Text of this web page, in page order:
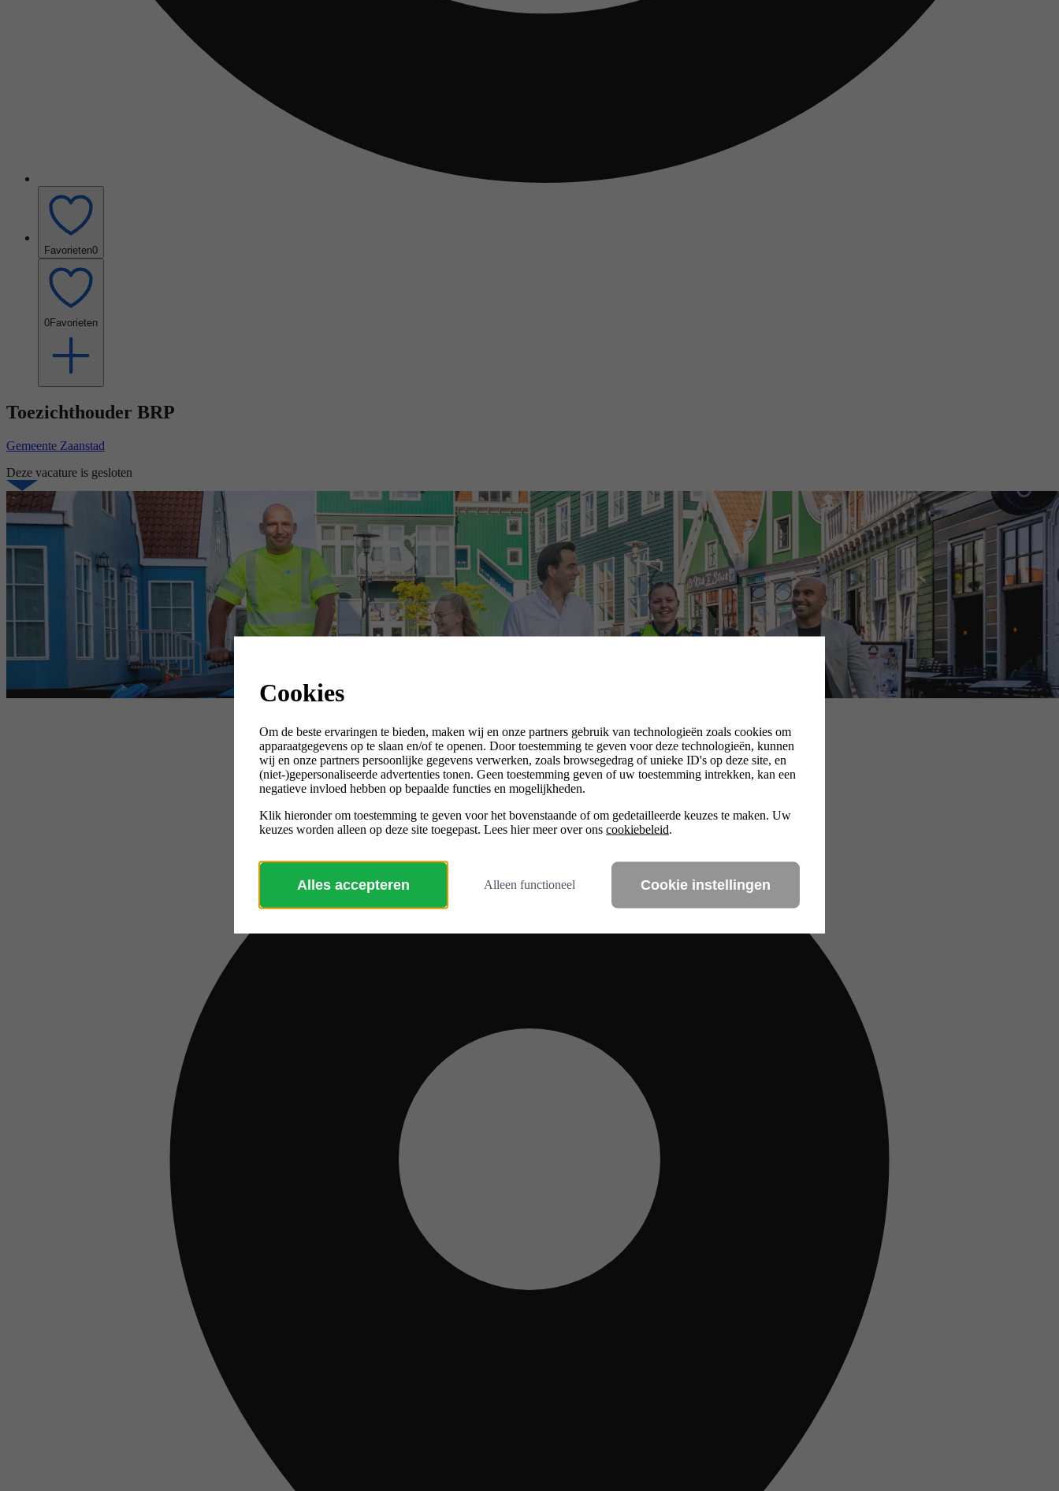
Favorieten0
0Favorieten
Toezichthouder BRP
Gemeente Zaanstad
Deze vacature is gesloten
Cookies
Om de beste ervaringen te bieden, maken wij en onze partners gebruik van technologieën zoals cookies om
apparaatgegevens op te slaan en/of te openen. Door toestemming te geven voor deze technologieën, kunnen
wij en onze partners persoonlijke gegevens verwerken, zoals browsegedrag of unieke ID's op deze site, en
(niet-)gepersonaliseerde advertenties tonen. Geen toestemming geven of uw toestemming intrekken, kan een
negatieve invloed hebben op bepaalde functies en mogelijkheden.
Klik hieronder om toestemming te geven voor het bovenstaande of om gedetailleerde keuzes te maken. Uw
keuzes worden alleen op deze site toegepast. Lees hier meer over ons cookiebeleid.
Alles accepteren Alleen functioneel Cookie instellingen